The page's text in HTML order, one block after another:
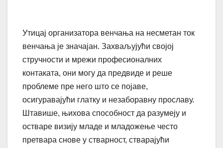
Утицај организатора венчања на несметан ток
венчања је значајан. Захваљујући својој
стручности и мрежи професионалних
контаката, они могу да предвиде и реше
проблеме пре него што се појаве,
осигуравајући глатку и незаборавну прославу.
Штавише, њихова способност да разумеју и
остваре визију младе и младожење често
претвара снове у стварност, стварајући